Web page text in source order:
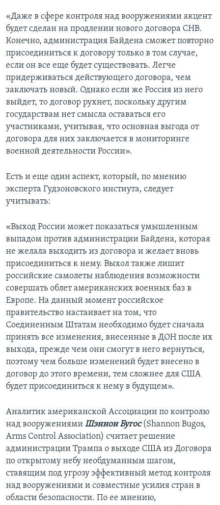
«Даже в сфере контроля над вооружениями акцент
будет сделан на продлении нового договора СНВ.
Конечно, администрация Байдена сможет повторно
присоединиться к договору только в том случае,
если он все еще будет существовать. Легче
придерживаться действующего договора, чем
заключать новый. Однако если же Россия из него
выйдет, то договор рухнет, поскольку другим
государствам нет смысла оставаться его
участниками, учитывая, что основная выгода от
договора для них заключается в мониторинге
военной деятельности России».
Есть и еще один аспект, который, по мнению
эксперта Гудзоновского инстиута, следует
учитывать:
«Выход России может показаться умышленным
выпадом против администрации Байдена, которая
не желала выходить из договора и желает вновь
присоединиться к нему. Выхол также лишит
российские самолеты наблюдения возможности
совершать облет американских военных баз в
Европе. На данный момент российское
правительство настаивает на том, что
Соединенным Штатам необходимо будет сначала
принять все изменения, внесенные в ДОН после их
выхода, прежде чем они смогут в него вернуться,
поэтому чем больше изменений будет внесено в
договор до этого времени, тем сложнее для США
будет присоединиться к нему в будущем».
Аналитик американской Ассоциации по контролю
над вооружениями Шэннон Бугос(Shannon Bugos,
Arms Control Association) считает решение
администрации Трампа о выходе США из Договора
по открытому небу необдуманным шагом,
ставящим под угрозу эффективный метод контроля
над вооружениями и совместные усилия стран в
области безопасности. По ее мнению,